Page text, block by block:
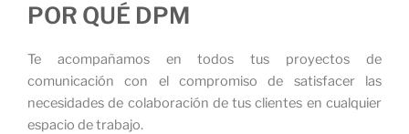
POR QUÉ DPM
Te acompañamos en todos tus proyectos de
comunicación con el compromiso de satisfacer las
necesidades de colaboración de tus clientes en cualquier
espacio de trabajo.